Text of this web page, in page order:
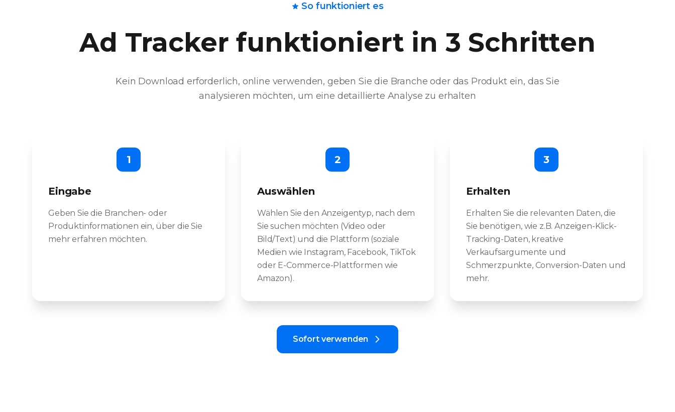
So funktioniert es
Ad Tracker funktioniert in 3 Schritten
Kein Download erforderlich, online verwenden, geben Sie die Branche oder das Produkt ein, das Sie
analysieren möchten, um eine detaillierte Analyse zu erhalten
1
Eingabe
Geben Sie die Branchen- oder
Produktinformationen ein, über die Sie
mehr erfahren möchten.
2
Auswählen
Wählen Sie den Anzeigentyp, nach dem
Sie suchen möchten (Video oder
Bild/Text) und die Plattform (soziale
Medien wie Instagram, Facebook, TikTok
oder E-Commerce-Plattformen wie
Amazon).
3
Erhalten
Erhalten Sie die relevanten Daten, die
Sie benötigen, wie z.B. Anzeigen-Klick-
Tracking-Daten, kreative
Verkaufsargumente und
Schmerzpunkte, Conversion-Daten und
mehr.
Sofort verwenden